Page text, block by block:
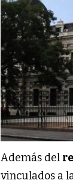
Además del
vinculados a